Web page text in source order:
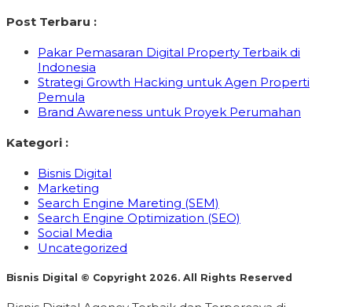
Post Terbaru :
Pakar Pemasaran Digital Property Terbaik di
Indonesia
Strategi Growth Hacking untuk Agen Properti
Pemula
Brand Awareness untuk Proyek Perumahan
Kategori :
Bisnis Digital
Marketing
Search Engine Mareting (SEM)
Search Engine Optimization (SEO)
Social Media
Uncategorized
Bisnis Digital © Copyright 2026. All Rights Reserved